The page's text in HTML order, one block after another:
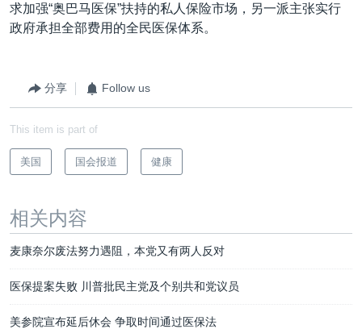
求加强“奥巴马医保”扶持的私人保险市场，另一派主张实行
政府承担全部费用的全民医保体系。
分享 Follow us
This item is part of
美国 国会报道 健康
相关内容
麦康奈尔废法努力遇阻，本党又有两人反对
医保提案失败 川普批民主党及个别共和党议员
美参院宣布延后休会 争取时间通过医保法